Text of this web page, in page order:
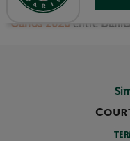
Revivez le match du 1er
Garros 2020 entre
Court